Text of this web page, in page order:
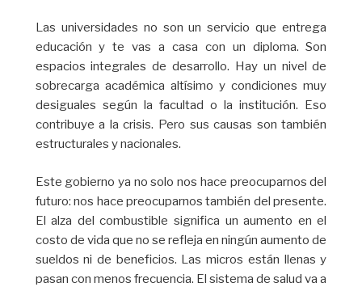
Las universidades no son un servicio que entrega
educación y te vas a casa con un diploma. Son
espacios integrales de desarrollo. Hay un nivel de
sobrecarga académica altísimo y condiciones muy
desiguales según la facultad o la institución. Eso
contribuye a la crisis. Pero sus causas son también
estructurales y nacionales.
Este gobierno ya no solo nos hace preocuparnos del
futuro: nos hace preocuparnos también del presente.
El alza del combustible significa un aumento en el
costo de vida que no se refleja en ningún aumento de
sueldos ni de beneficios. Las micros están llenas y
pasan con menos frecuencia. El sistema de salud va a